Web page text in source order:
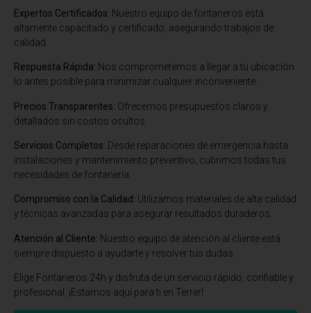
Expertos Certificados: Nuestro equipo de fontaneros está
altamente capacitado y certificado, asegurando trabajos de
calidad.
Respuesta Rápida: Nos comprometemos a llegar a tu ubicación
lo antes posible para minimizar cualquier inconveniente.
Precios Transparentes: Ofrecemos presupuestos claros y
detallados sin costos ocultos.
Servicios Completos: Desde reparaciones de emergencia hasta
instalaciones y mantenimiento preventivo, cubrimos todas tus
necesidades de fontanería.
Compromiso con la Calidad: Utilizamos materiales de alta calidad
y técnicas avanzadas para asegurar resultados duraderos.
Atención al Cliente: Nuestro equipo de atención al cliente está
siempre dispuesto a ayudarte y resolver tus dudas.
Elige Fontaneros 24h y disfruta de un servicio rápido, confiable y
profesional. ¡Estamos aquí para ti en Terrer!